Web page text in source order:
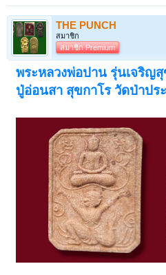
THE PUNCH
สมาชิก
สมาชิก Premium
พระหลวงพ่อปาน รุ่นเจริญ
ปู่อ่อนสา สุขกาโร วัดป่าป